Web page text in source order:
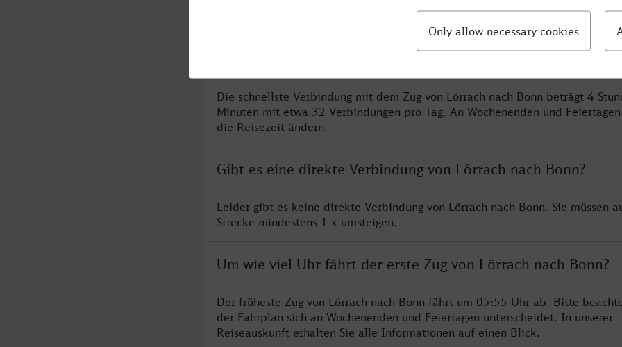
Die schnellste Verbindung mit dem Zug von Lörrach nach Bonn beträgt 4
Minuten mit etwa 32 Verbindungen pro Tag. An Wochenenden und
die Reisezeit ändern.
Gibt es eine direkte Verbindung von Lörrach nach Bonn?
Leider gibt es keine direkte Verbindung von Lörrach nach Bonn. Sie müssen
Strecke mindestens 1 x umsteigen.
Um wie viel Uhr fährt der erste Zug von Lörrach nach Bonn?
Der früheste Zug von Lörrach nach Bonn fährt um 05:55 Uhr ab. Bitte
der Fahrplan sich an Wochenenden und Feiertagen unterscheidet. In unserer
Reiseauskunft erhalten Sie alle Informationen auf einen Blick.